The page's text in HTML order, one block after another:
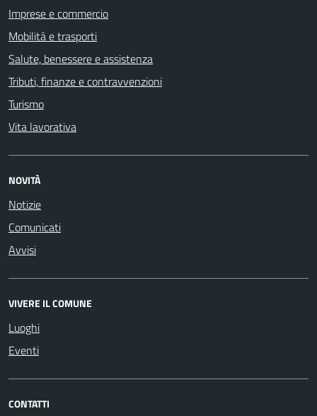
Imprese e commercio
Mobilità e trasporti
Salute, benessere e assistenza
Tributi, finanze e contravvenzioni
Turismo
Vita lavorativa
NOVITÀ
Notizie
Comunicati
Avvisi
VIVERE IL COMUNE
Luoghi
Eventi
CONTATTI